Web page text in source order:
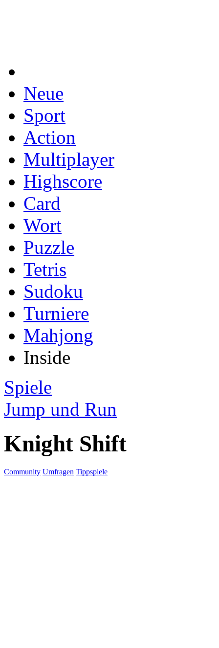
Neue
Sport
Action
Multiplayer
Highscore
Card
Wort
Puzzle
Tetris
Sudoku
Turniere
Mahjong
Inside
Spiele
Jump und Run
Knight Shift
Community Umfragen Tippspiele